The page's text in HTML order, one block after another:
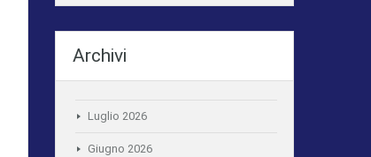
Archivi
Luglio 2026
Giugno 2026